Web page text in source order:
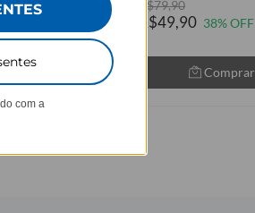
R$79,90
R$49,90 38% OFF
Comprar
com a